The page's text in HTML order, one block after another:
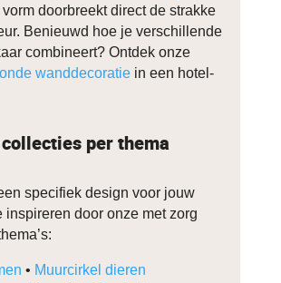
doorbreekt direct de strakke
Benieuwd hoe je verschillende
combineert? Ontdek onze
wanddecoratie in een hotel-
per thema
specifiek design voor jouw
inspireren door onze met zorg
• Muurcirkel dieren